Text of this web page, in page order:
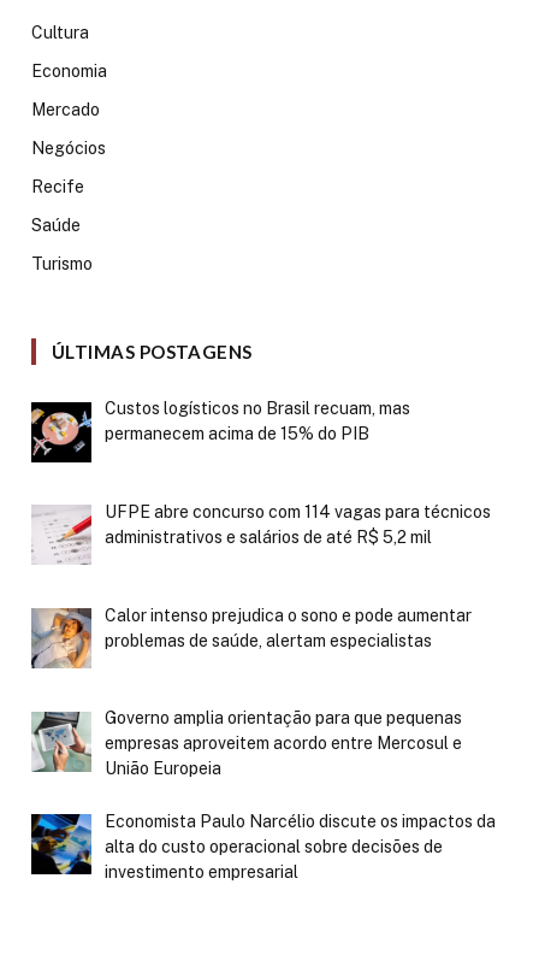
Cultura
Economia
Mercado
Negócios
Recife
Saúde
Turismo
ÚLTIMAS POSTAGENS
Custos logísticos no Brasil recuam, mas
permanecem acima de 15% do PIB
UFPE abre concurso com 114 vagas para técnicos
administrativos e salários de até R$ 5,2 mil
Calor intenso prejudica o sono e pode aumentar
problemas de saúde, alertam especialistas
Governo amplia orientação para que pequenas
empresas aproveitem acordo entre Mercosul e
União Europeia
Economista Paulo Narcélio discute os impactos da
alta do custo operacional sobre decisões de
investimento empresarial